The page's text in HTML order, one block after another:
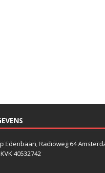
Edenbaan, Radioweg 64
40532742